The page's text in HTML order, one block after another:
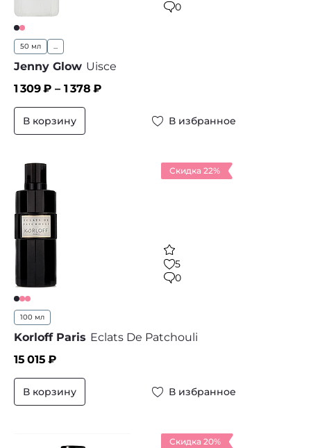
0
50 мл ...
Jenny Glow Uisce
1 309₽ – 1 378 ₽
В корзину В избранное
Скидка 22%
5
0
100 мл
Korloff Paris Eclats De Patchouli
15 015 ₽
В корзину В избранное
Скидка 20%